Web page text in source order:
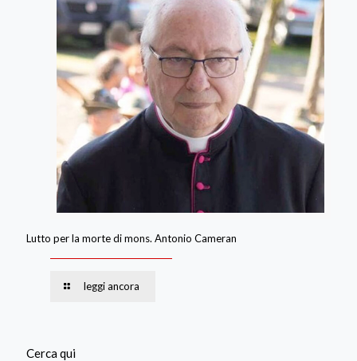
Lutto per la morte di mons. Antonio Cameran
leggi ancora
Cerca qui